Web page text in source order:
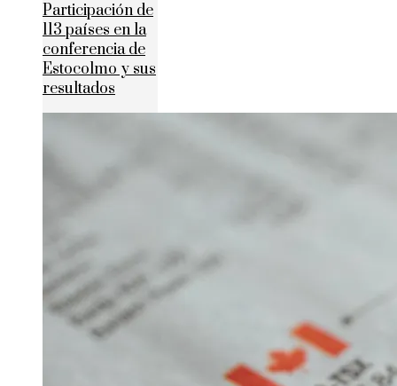
Participación de
113 países en la
conferencia de
Estocolmo y sus
resultados